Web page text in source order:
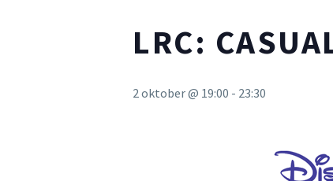
LRC:
2 oktober @ 19:00 - 23:30